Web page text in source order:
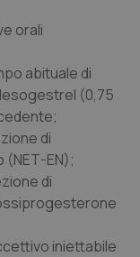
orali
abituale di
(0,75
di
EN);
di
iniettabile